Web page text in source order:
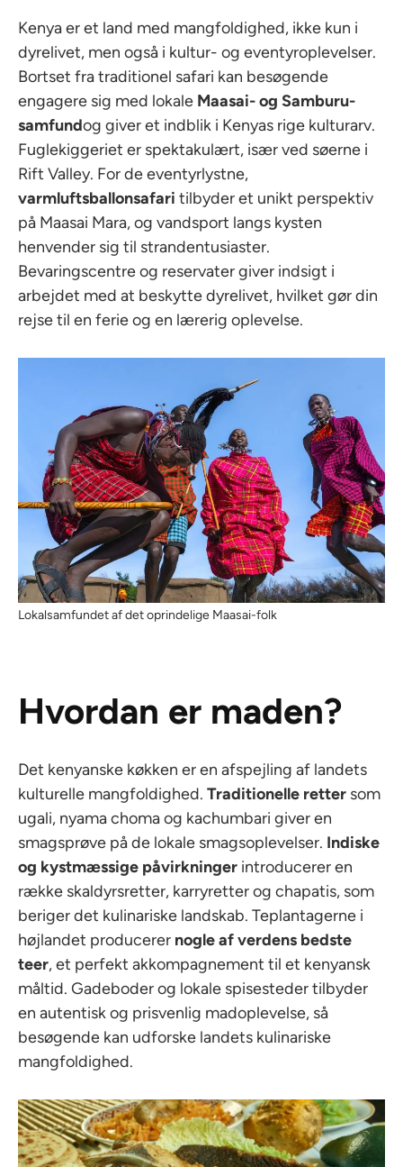
Kenya er et land med mangfoldighed, ikke kun i
dyrelivet, men også i kultur- og eventyroplevelser.
Bortset fra traditionel safari kan besøgende
engagere sig med lokale Maasai- og Samburu-
samfundog giver et indblik i Kenyas rige kulturarv.
Fuglekiggeriet er spektakulært, især ved søerne i
Rift Valley. For de eventyrlystne,
varmluftsballonsafari tilbyder et unikt perspektiv
på Maasai Mara, og vandsport langs kysten
henvender sig til strandentusiaster.
Bevaringscentre og reservater giver indsigt i
arbejdet med at beskytte dyrelivet, hvilket gør din
rejse til en ferie og en lærerig oplevelse.
Lokalsamfundet af det oprindelige Maasai-folk
Hvordan er maden?
Det kenyanske køkken er en afspejling af landets
kulturelle mangfoldighed. Traditionelle retter som
ugali, nyama choma og kachumbari giver en
smagsprøve på de lokale smagsoplevelser. Indiske
og kystmæssige påvirkninger introducerer en
række skaldyrsretter, karryretter og chapatis, som
beriger det kulinariske landskab. Teplantagerne i
højlandet producerer nogle af verdens bedste
teer, et perfekt akkompagnement til et kenyansk
måltid. Gadeboder og lokale spisesteder tilbyder
en autentisk og prisvenlig madoplevelse, så
besøgende kan udforske landets kulinariske
mangfoldighed.